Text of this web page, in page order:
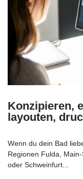
Konzipieren,
layouten,
Wenn du dein Bad
Regionen Fulda,
oder Schweinfurt...